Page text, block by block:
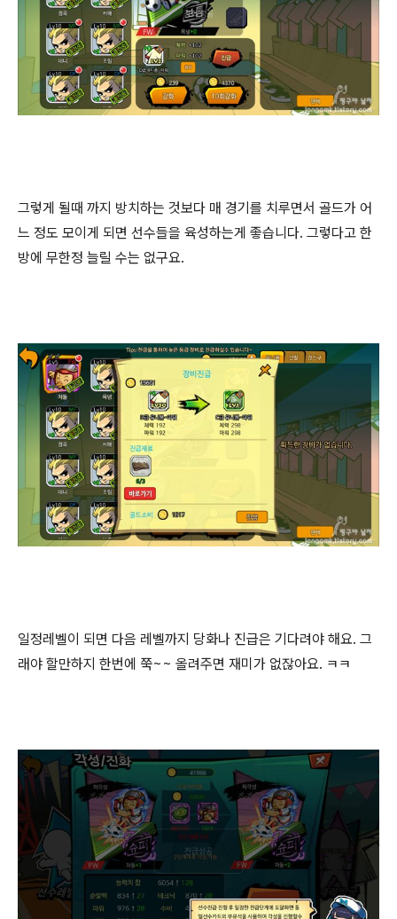
그렇게 될때 까지 방치하는 것보다 매 경기를 치루면서 골드가 어
느 정도 모이게 되면 선수들을 육성하는게 좋습니다. 그렇다고 한
방에 무한정 늘릴 수는 없구요.
일정레벨이 되면 다음 레벨까지 당화나 진급은 기다려야 해요. 그
래야 할만하지 한번에 쭉~~ 올려주면 재미가 없잖아요. ㅋㅋ